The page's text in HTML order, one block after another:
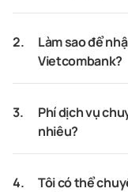
2.
Làm sao để
Vietcombank?
3.
Phí dịch vụ
nhiêu?
4.
Tôi có thể